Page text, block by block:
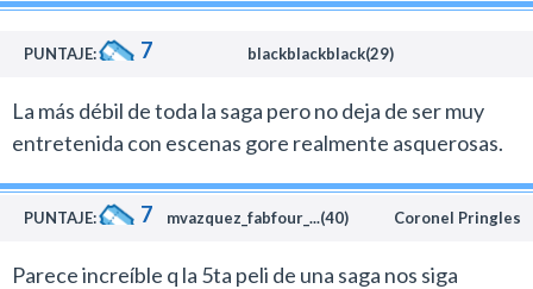
SAW 5 es mucho más light en materia de violencia si se
la compara con el zarpado film anterior. Ojo, tenés
pero bueno, no es para tanto si se tiene en cuenta las
cosas que presenciamos en el cine en estos últimos
De todas maneras si bien este estreno no me cautivó
como propuesta de terror esta película es superior a lo
PUNTAJE: 7 blackblackblack(29)
La más débil de toda la saga pero no deja de ser muy
entretenida con escenas gore realmente asquerosas.
PUNTAJE: 7 mvazquez_fabfour_...(40) Coronel Pringles
Parece increíble q la 5ta peli de una saga nos siga